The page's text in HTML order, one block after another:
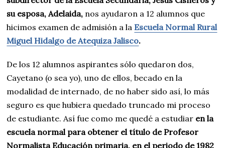
su esposa, Adelaida, nos ayudaron a 12 alumnos que
hicimos examen de admisión a la Escuela Normal Rural
Miguel Hidalgo de Atequiza Jalisco.
De los 12 alumnos aspirantes sólo quedaron dos,
Cayetano (o sea yo), uno de ellos, becado en la
modalidad de internado, de no haber sido así, lo más
seguro es que hubiera quedado truncado mi proceso
de estudiante. Así fue como me quedé a estudiar en la
escuela normal para obtener el título de Profesor
Normalista Educación primaria, en el periodo de 1982